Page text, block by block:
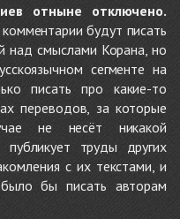
отныне отключено.
будут писать
над смыслами Корана, но
сегменте на
писать про какие-то
переводов, за которые
не несёт никакой
труды других
с их текстами, и
бы писать авторам